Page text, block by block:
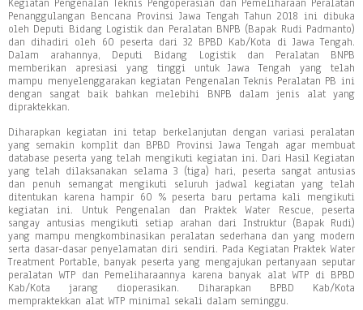
Kegiatan Pengenalan Teknis Pengoperasian dan Pemeliharaan Peralatan
Penanggulangan Bencana Provinsi Jawa Tengah Tahun 2018 ini dibuka
oleh Deputi Bidang Logistik dan Peralatan BNPB (Bapak Rudi Padmanto)
dan dihadiri oleh 60 peserta dari 32 BPBD Kab/Kota di Jawa Tengah.
Dalam arahannya, Deputi Bidang Logistik dan Peralatan BNPB
memberikan apresiasi yang tinggi untuk Jawa Tengah yang telah
mampu menyelenggarakan kegiatan Pengenalan Teknis Peralatan PB ini
dengan sangat baik bahkan melebihi BNPB dalam jenis alat yang
dipraktekkan.
Diharapkan kegiatan ini tetap berkelanjutan dengan variasi peralatan
yang semakin komplit dan BPBD Provinsi Jawa Tengah agar membuat
database peserta yang telah mengikuti kegiatan ini. Dari Hasil Kegiatan
yang telah dilaksanakan selama 3 (tiga) hari, peserta sangat antusias
dan penuh semangat mengikuti seluruh jadwal kegiatan yang telah
ditentukan karena hampir 60 % peserta baru pertama kali mengikuti
kegiatan ini. Untuk Pengenalan dan Praktek Water Rescue, peserta
sangay antusias mengikuti setiap arahan dari Instruktur (Bapak Rudi)
yang mampu mengkombinasikan peralatan sederhana dan yang modern
serta dasar-dasar penyelamatan diri sendiri. Pada Kegiatan Praktek Water
Treatment Portable, banyak peserta yang mengajukan pertanyaan seputar
peralatan WTP dan Pemeliharaannya karena banyak alat WTP di BPBD
Kab/Kota jarang dioperasikan. Diharapkan BPBD Kab/Kota
mempraktekkan alat WTP minimal sekali dalam seminggu.